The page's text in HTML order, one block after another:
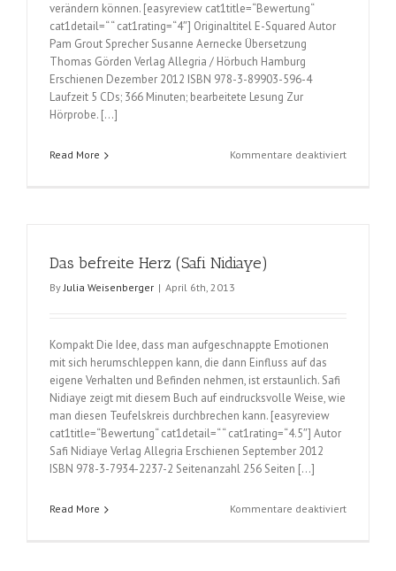
verändern können. [easyreview cat1title=“Bewertung“
cat1detail=“ “ cat1rating=“4″] Originaltitel E-Squared Autor
Pam Grout Sprecher Susanne Aernecke Übersetzung
Thomas Görden Verlag Allegria / Hörbuch Hamburg
Erschienen Dezember 2012 ISBN 978-3-89903-596-4
Laufzeit 5 CDs; 366 Minuten; bearbeitete Lesung Zur
Hörprobe. […]
Read More Kommentare deaktiviertfür
Das befreite Herz (Safi Nidiaye)
ByJulia Weisenberger | April 6th, 2013
Kompakt Die Idee, dass man aufgeschnappte Emotionen
mit sich herumschleppen kann, die dann Einfluss auf das
eigene Verhalten und Befinden nehmen, ist erstaunlich. Safi
Nidiaye zeigt mit diesem Buch auf eindrucksvolle Weise, wie
man diesen Teufelskreis durchbrechen kann. [easyreview
cat1title=“Bewertung“ cat1detail=“ “ cat1rating=“4.5″] Autor
Safi Nidiaye Verlag Allegria Erschienen September 2012
ISBN 978-3-7934-2237-2 Seitenanzahl 256 Seiten […]
Read More Kommentare deaktiviertfür